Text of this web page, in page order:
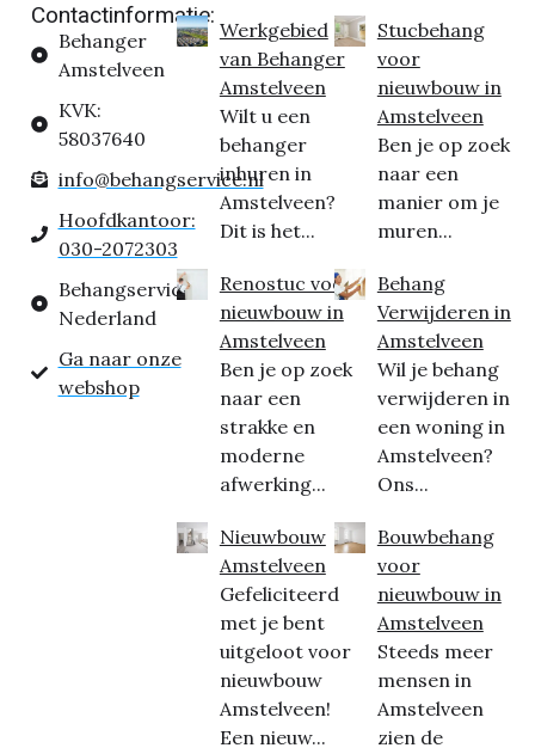
Contactinformatie:
Behanger
Amstelveen
KVK:
58037640
info@behangservice.nl
Hoofdkantoor:
030-2072303
Behangservice
Nederland
Ga naar onze
webshop
Werkgebied
van Behanger
Amstelveen
Wilt u een
behanger
inhuren in
Amstelveen?
Dit is het...
Renostuc voor
nieuwbouw in
Amstelveen
Ben je op zoek
naar een
strakke en
moderne
afwerking...
Nieuwbouw
Amstelveen
Gefeliciteerd
met je bent
uitgeloot voor
nieuwbouw
Amstelveen!
Een nieuw...
Stucbehang
voor
nieuwbouw in
Amstelveen
Ben je op zoek
naar een
manier om je
muren...
Behang
Verwijderen in
Amstelveen
Wil je behang
verwijderen in
een woning in
Amstelveen?
Ons...
Bouwbehang
voor
nieuwbouw in
Amstelveen
Steeds meer
mensen in
Amstelveen
zien de